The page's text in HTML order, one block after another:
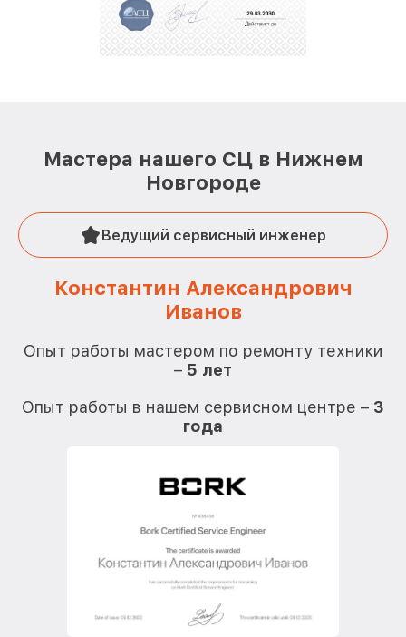
Мастера нашего СЦ в Нижнем
Новгороде
Ведущий сервисный инженер
Константин Александрович
Иванов
Опыт работы мастером по ремонту техники
– 5 лет
Опыт работы в нашем сервисном центре – 3
года